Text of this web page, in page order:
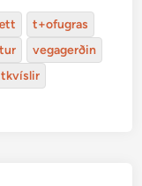
t+ofugras
vegagerðin